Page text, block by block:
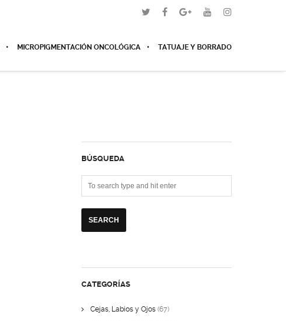
MICROPIGMENTACIÓN ONCOLÓGICA TATUAJE Y BORRADO
BÚSQUEDA
CATEGORÍAS
Cejas, Labios y Ojos (67)